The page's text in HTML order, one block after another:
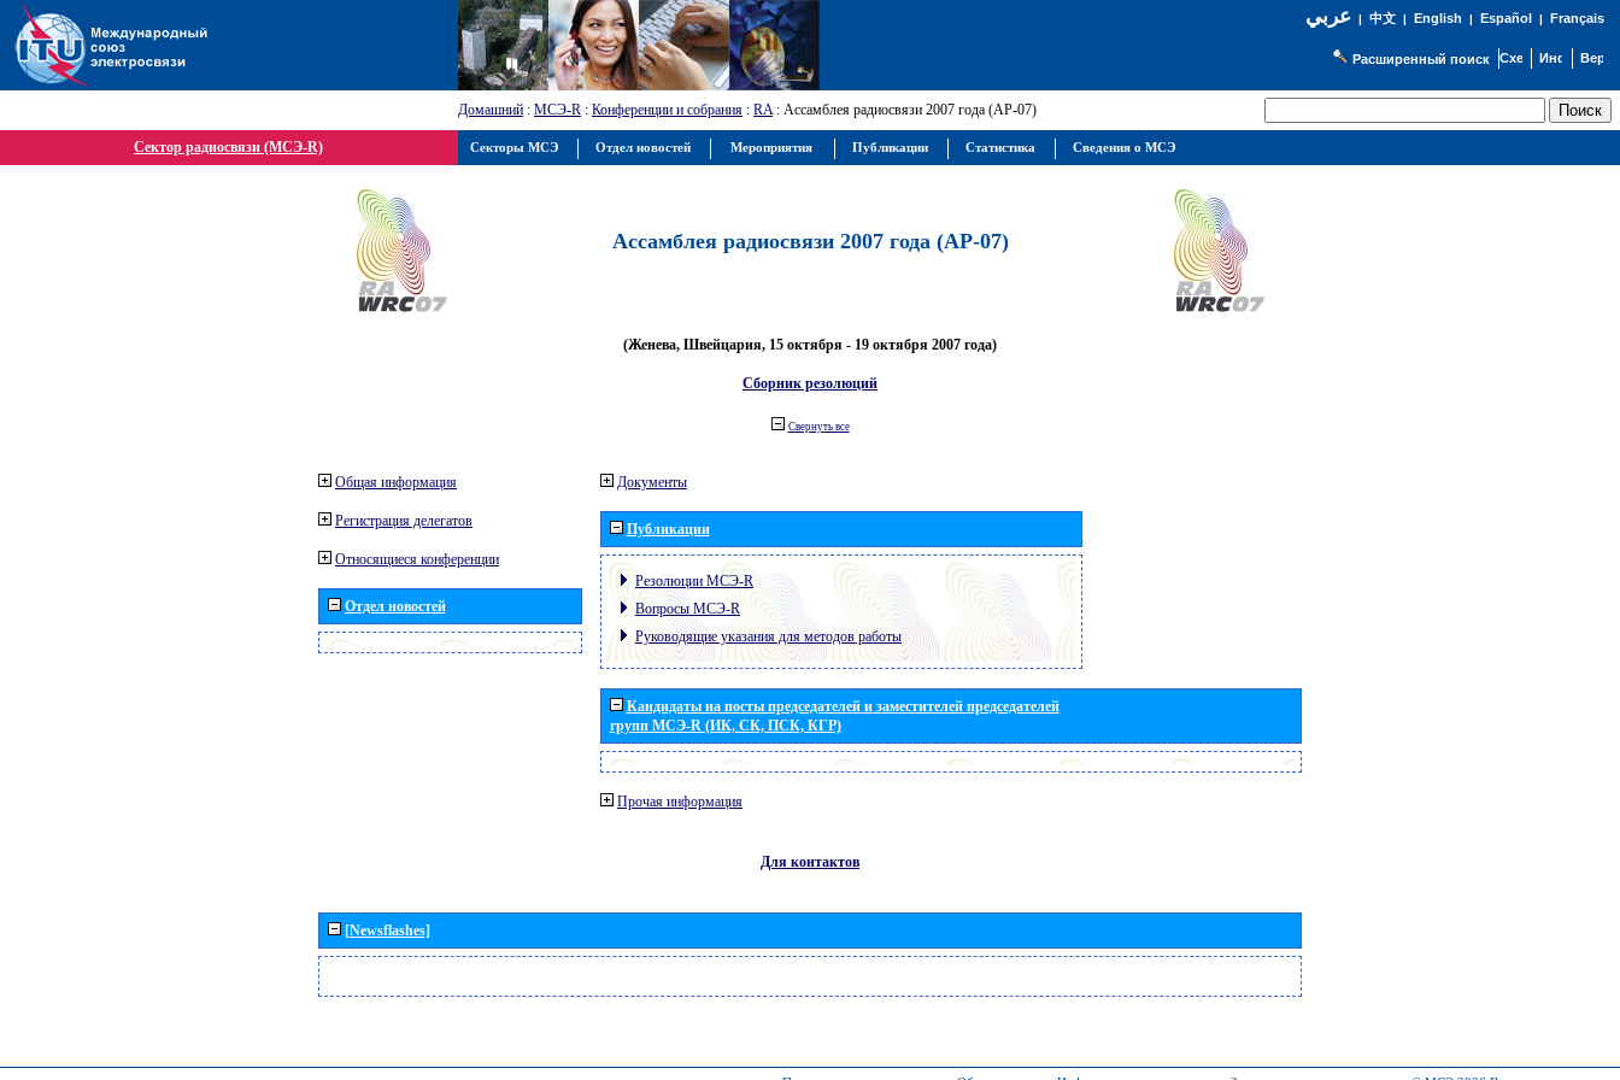
عربي| 中文| English | Español | Français
Расширенный поиск
Домашний : МСЭ-R : Конференции и собрания : RA: Ассамблея радиосвязи 2007 года (АР-07)
Сектор радиосвязи (МСЭ-R)
Ассамблея радиосвязи 2007 года (АР-07)
(Женева, Швейцария, 15 октября - 19 октября 2007 года)
Сборник резолюций
Свернуть все
Общая информация
Регистрация делегатов
Относящиеся конференции
Отдел новостей
Документы
Публикации
Резолюции МСЭ-R
Вопросы МСЭ-R
Руководящие указания для методов работы
Кандидаты на посты председателей и заместителей председателей
групп МСЭ-R (ИК, СК, ПСК, КГР)
Прочая информация
Для контактов
[Newsflashes]
Секторы МСЭ Отдел новостей Мероприятия Публикации Статистика Сведения о МСЭ